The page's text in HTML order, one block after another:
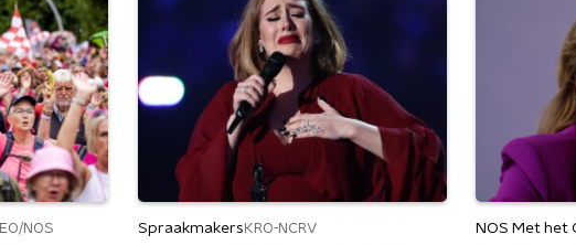
EO/NOS Spraakmakers KRO-NCRV NOS Met het